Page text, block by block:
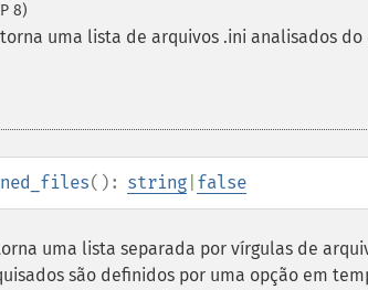
8)
uma lista de arquivos .ini analisados
(): string false
uma lista separada por vírgulas de
​​são definidos por uma opção em